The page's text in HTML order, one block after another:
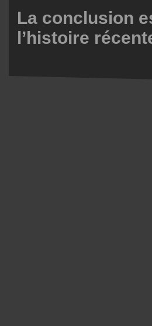
La conclusion
l’histoire